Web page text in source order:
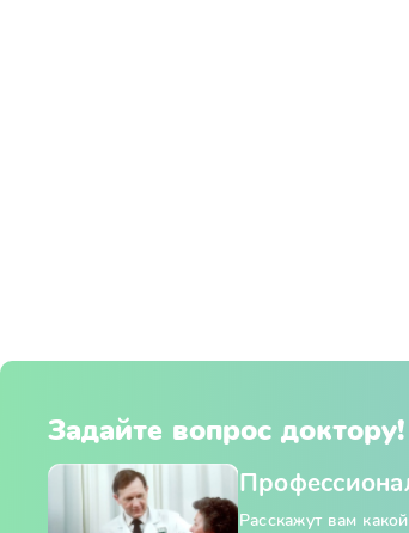
Задайте вопрос доктору!
Расскажут вам